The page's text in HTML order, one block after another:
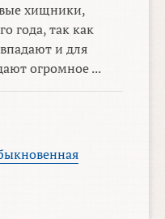
хищники,
года, так как
и для
огромное ...